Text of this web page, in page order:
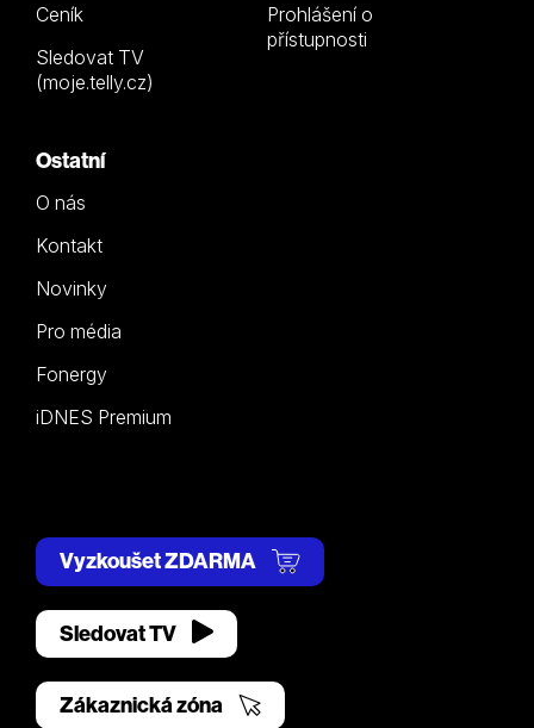
Ceník
Sledovat TV
(moje.telly.cz)
Prohlášení o
přístupnosti
Ostatní
O nás
Kontakt
Novinky
Pro média
Fonergy
iDNES Premium
Vyzkoušet ZDARMA
Sledovat TV
Zákaznická zóna